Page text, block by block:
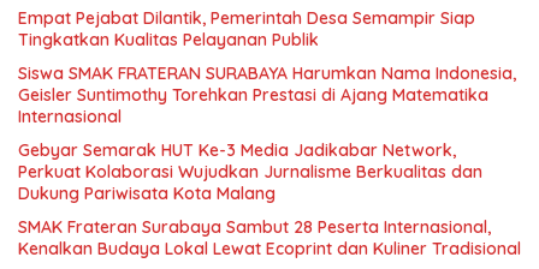
Empat Pejabat Dilantik, Pemerintah Desa Semampir Siap
Tingkatkan Kualitas Pelayanan Publik
Siswa SMAK FRATERAN SURABAYA Harumkan Nama Indonesia,
Geisler Suntimothy Torehkan Prestasi di Ajang Matematika
Internasional
Gebyar Semarak HUT Ke-3 Media Jadikabar Network,
Perkuat Kolaborasi Wujudkan Jurnalisme Berkualitas dan
Dukung Pariwisata Kota Malang
SMAK Frateran Surabaya Sambut 28 Peserta Internasional,
Kenalkan Budaya Lokal Lewat Ecoprint dan Kuliner Tradisional